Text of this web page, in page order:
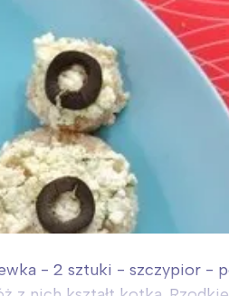
- 2 sztuki - szczypior -